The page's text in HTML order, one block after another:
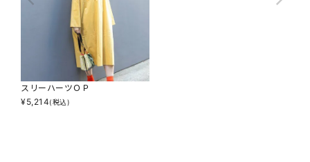
スリーハーツＯＰ
¥5,214(税込)